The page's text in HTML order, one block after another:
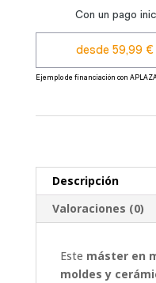
Cerámica
r
t
Descripción
Valoraciones (0)
Este máster en
moldes y